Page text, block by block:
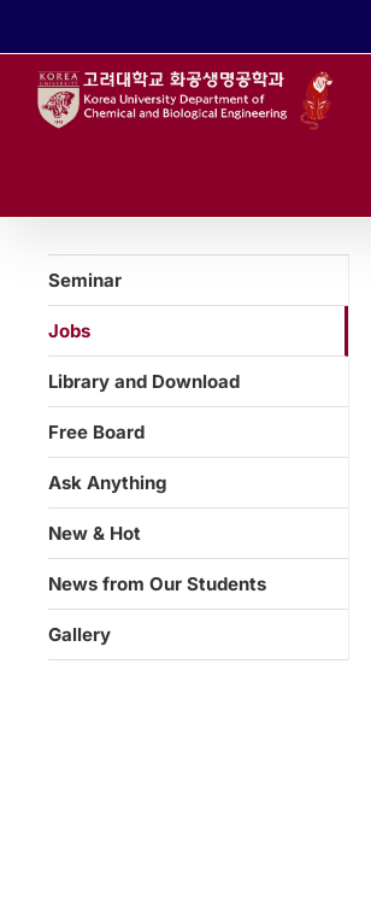
Seminar
Jobs
Library and Download
Free Board
Ask Anything
New & Hot
News from Our Students
Gallery